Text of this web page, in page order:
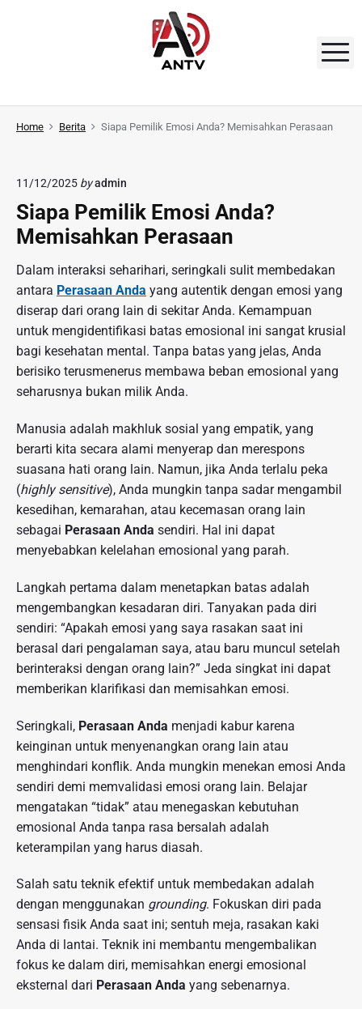
o
A
N
Home Berita Siapa Pemilik Emosi Anda? Memisahkan Perasaan
11/12/2025 byadmin
Siapa Pemilik Emosi Anda?
Memisahkan Perasaan
Dalam interaksi seharihari, seringkali sulit membedakan
antara Perasaan Anda yang autentik dengan emosi yang
diserap dari orang lain di sekitar Anda. Kemampuan
untuk mengidentifikasi batas emosional ini sangat krusial
bagi kesehatan mental. Tanpa batas yang jelas, Anda
berisiko terusmenerus membawa beban emosional yang
seharusnya bukan milik Anda.
Manusia adalah makhluk sosial yang empatik, yang
berarti kita secara alami menyerap dan merespons
suasana hati orang lain. Namun, jika Anda terlalu peka
(highly sensitive), Anda mungkin tanpa sadar mengambil
kesedihan, kemarahan, atau kecemasan orang lain
sebagai Perasaan Anda sendiri. Hal ini dapat
menyebabkan kelelahan emosional yang parah.
Langkah pertama dalam menetapkan batas adalah
mengembangkan kesadaran diri. Tanyakan pada diri
sendiri: “Apakah emosi yang saya rasakan saat ini
berasal dari pengalaman saya, atau baru muncul setelah
berinteraksi dengan orang lain?” Jeda singkat ini dapat
memberikan klarifikasi dan memisahkan emosi.
Seringkali, Perasaan Anda menjadi kabur karena
keinginan untuk menyenangkan orang lain atau
menghindari konflik. Anda mungkin menekan emosi Anda
sendiri demi memvalidasi emosi orang lain. Belajar
mengatakan “tidak” atau menegaskan kebutuhan
emosional Anda tanpa rasa bersalah adalah
keterampilan yang harus diasah.
Salah satu teknik efektif untuk membedakan adalah
dengan menggunakan grounding. Fokuskan diri pada
sensasi fisik Anda saat ini; sentuh meja, rasakan kaki
Anda di lantai. Teknik ini membantu mengembalikan
fokus ke dalam diri, memisahkan energi emosional
eksternal dari Perasaan Anda yang sebenarnya.